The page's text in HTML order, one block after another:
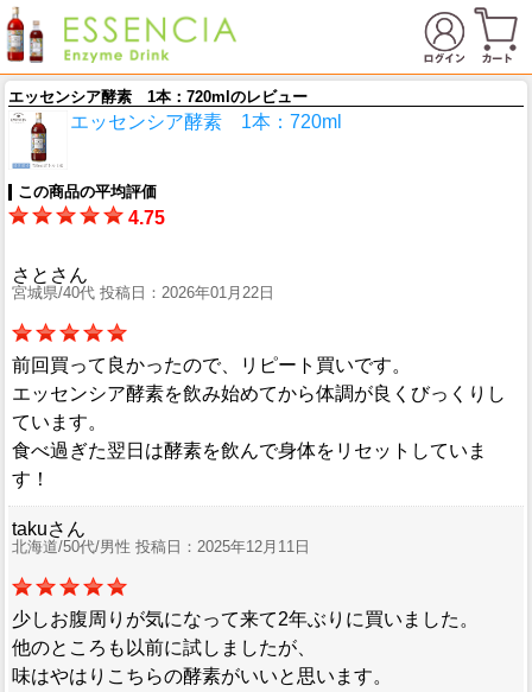
エッセンシア酵素 1本：720mlのレビュー
エッセンシア酵素 1本：720ml
この商品の平均評価
4.75
さとさん
宮城県/40代 投稿日：2026年01月22日
前回買って良かったので、リピート買いです。
エッセンシア酵素を飲み始めてから体調が良くびっくりし
ています。
食べ過ぎた翌日は酵素を飲んで身体をリセットしていま
す！
takuさん
北海道/50代/男性 投稿日：2025年12月11日
少しお腹周りが気になって来て2年ぶりに買いました。
他のところも以前に試しましたが、
味はやはりこちらの酵素がいいと思います。